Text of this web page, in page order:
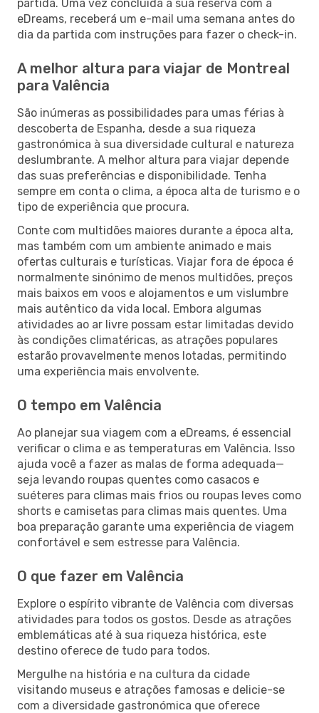
partida. Uma vez concluída a sua reserva com a
eDreams, receberá um e-mail uma semana antes do
dia da partida com instruções para fazer o check-in.
A melhor altura para viajar de Montreal
para Valência
São inúmeras as possibilidades para umas férias à
descoberta de Espanha, desde a sua riqueza
gastronómica à sua diversidade cultural e natureza
deslumbrante. A melhor altura para viajar depende
das suas preferências e disponibilidade. Tenha
sempre em conta o clima, a época alta de turismo e o
tipo de experiência que procura.
Conte com multidões maiores durante a época alta,
mas também com um ambiente animado e mais
ofertas culturais e turísticas. Viajar fora de época é
normalmente sinónimo de menos multidões, preços
mais baixos em voos e alojamentos e um vislumbre
mais autêntico da vida local. Embora algumas
atividades ao ar livre possam estar limitadas devido
às condições climatéricas, as atrações populares
estarão provavelmente menos lotadas, permitindo
uma experiência mais envolvente.
O tempo em Valência
Ao planejar sua viagem com a eDreams, é essencial
verificar o clima e as temperaturas em Valência. Isso
ajuda você a fazer as malas de forma adequada—
seja levando roupas quentes como casacos e
suéteres para climas mais frios ou roupas leves como
shorts e camisetas para climas mais quentes. Uma
boa preparação garante uma experiência de viagem
confortável e sem estresse para Valência.
O que fazer em Valência
Explore o espírito vibrante de Valência com diversas
atividades para todos os gostos. Desde as atrações
emblemáticas até à sua riqueza histórica, este
destino oferece de tudo para todos.
Mergulhe na história e na cultura da cidade
visitando museus e atrações famosas e delicie-se
com a diversidade gastronómica que oferece